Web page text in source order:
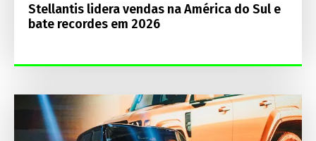
Stellantis lidera vendas na América do Sul e
bate recordes em 2026